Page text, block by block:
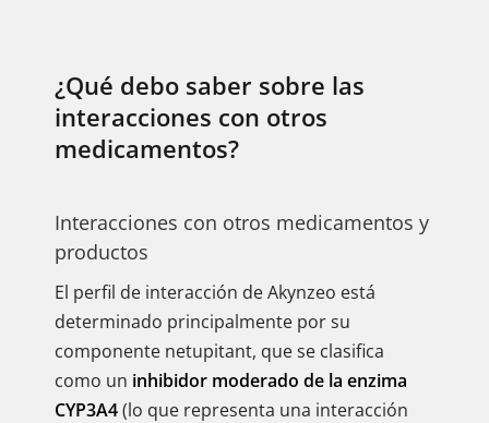
¿Qué debo saber sobre las
interacciones con otros
medicamentos?
Interacciones con otros medicamentos y
productos
El perfil de interacción de Akynzeo está
determinado principalmente por su
componente netupitant, que se clasifica
como un inhibidor moderado de la enzima
CYP3A4(lo que representa una interacción